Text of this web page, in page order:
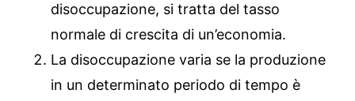
disoccupazione, si tratta del tasso
normale di crescita di un’economia.
La disoccupazione varia se la produzione
in un determinato periodo di tempo è